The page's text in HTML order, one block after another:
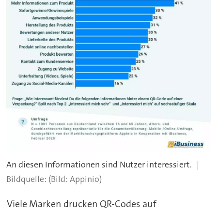
An diesen Informationen sind Nutzer interessiert.
(Bild: Appinio)
Viele Marken drucken QR-Codes auf